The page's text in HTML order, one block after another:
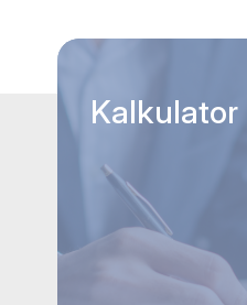
Kalkulator